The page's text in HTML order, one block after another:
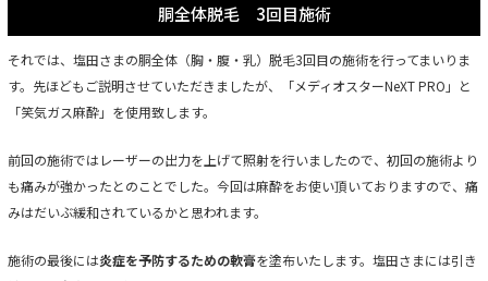
胴全体脱毛 3回目施術
それでは、塩田さまの胴全体（胸・腹・乳）脱毛3回目の施術を行ってまいりま
す。先ほどもご説明させていただきましたが、「メディオスターNeXT PRO 」と
「笑気ガス麻酔」を使用致します。
前回の施術ではレーザーの出力を上げて照射を行いましたので、初回の施術より
も痛みが強かったとのことでした。今回は麻酔をお使い頂いておりますので、痛
みはだいぶ緩和されているかと思われます。
施術の最後には炎症を予防するための軟膏を塗布いたします。塩田さまには引き